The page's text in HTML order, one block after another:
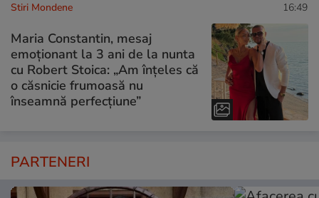
Stiri Mondene 16:49
Maria Constantin, mesaj
emoționant la 3 ani de la nunta
cu Robert Stoica: „Am înțeles că
o căsnicie frumoasă nu
înseamnă perfecțiune”
PARTENERI